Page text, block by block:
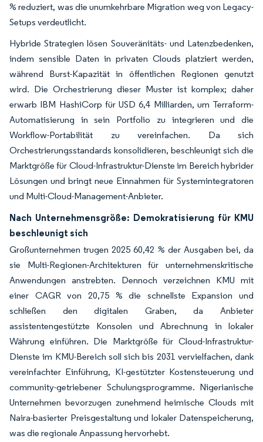
% reduziert, was die unumkehrbare Migration weg von Legacy-
Setups verdeutlicht.
Hybride Strategien lösen Souveränitäts- und Latenzbedenken,
indem sensible Daten in privaten Clouds platziert werden,
während Burst-Kapazität in öffentlichen Regionen genutzt
wird. Die Orchestrierung dieser Muster ist komplex; daher
erwarb IBM HashiCorp für USD 6,4 Milliarden, um Terraform-
Automatisierung in sein Portfolio zu integrieren und die
Workflow-Portabilität zu vereinfachen. Da sich
Orchestrierungsstandards konsolidieren, beschleunigt sich die
Marktgröße für Cloud-Infrastruktur-Dienste im Bereich hybrider
Lösungen und bringt neue Einnahmen für Systemintegratoren
und Multi-Cloud-Management-Anbieter.
Nach Unternehmensgröße: Demokratisierung für KMU
beschleunigt sich
Großunternehmen trugen 2025 60,42 % der Ausgaben bei, da
sie Multi-Regionen-Architekturen für unternehmenskritische
Anwendungen anstrebten. Dennoch verzeichnen KMU mit
einer CAGR von 20,75 % die schnellste Expansion und
schließen den digitalen Graben, da Anbieter
assistentengestützte Konsolen und Abrechnung in lokaler
Währung einführen. Die Marktgröße für Cloud-Infrastruktur-
Dienste im KMU-Bereich soll sich bis 2031 vervielfachen, dank
vereinfachter Einführung, KI-gestützter Kostensteuerung und
community-getriebener Schulungsprogramme. Nigerianische
Unternehmen bevorzugen zunehmend heimische Clouds mit
Naira-basierter Preisgestaltung und lokaler Datenspeicherung,
was die regionale Anpassung hervorhebt.